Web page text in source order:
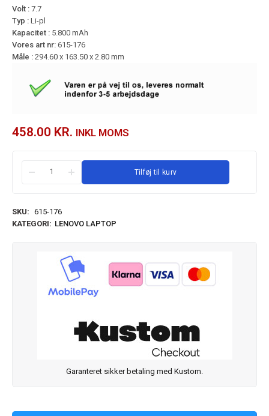
Volt : 7.7
Typ : Li-pl
Kapacitet : 5.800 mAh
Vores art nr: 615-176
Måle : 294.60 x 163.50 x 2.80 mm
458.00 KR. INKL MOMS
Tilføj til kurv
SKU: 615-176
KATEGORI: LENOVO LAPTOP
Garanteret sikker betaling med Kustom.